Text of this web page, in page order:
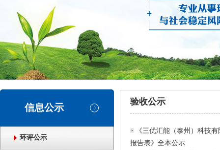
信息公示
环评公示
验收公示
《三优汇能（泰州）科技
报告表》全本公示